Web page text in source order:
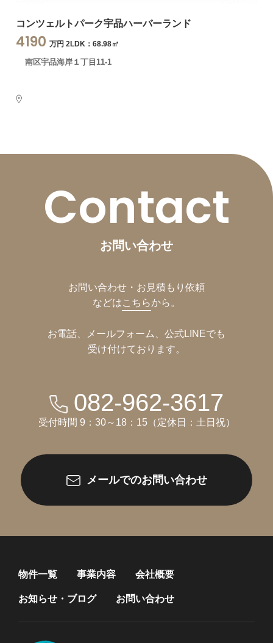
コンツェルトパーク宇品ハーバーランド
4190 万円 2LDK：68.98㎡
南区宇品海岸１丁目11-1
Contact
お問い合わせ
お問い合わせ・お見積もり依頼
などはこちらから。
お電話、メールフォーム、公式LINEでも
受け付けております。
082-962-3617
受付時間 9：30～18：15（定休日：土日祝）
メールでのお問い合わせ
物件一覧 事業内容 会社概要
お知らせ・ブログ お問い合わせ